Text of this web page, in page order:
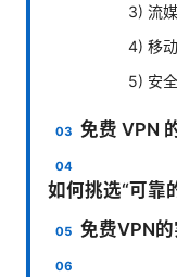
3) 流
4) 移
5) 安
免费 VPN
如何挑选“可靠
免费VPN的